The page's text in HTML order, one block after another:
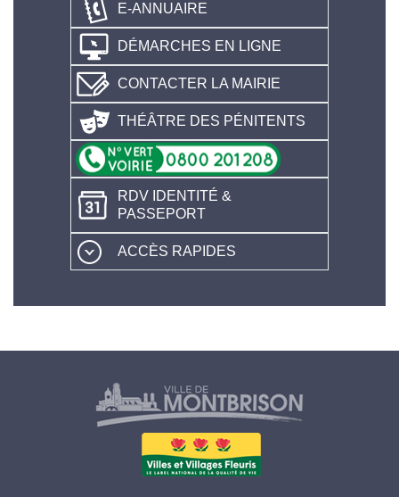
E-ANNUAIRE
DÉMARCHES EN LIGNE
CONTACTER LA MAIRIE
THÉÂTRE DES PÉNITENTS
RDV IDENTITÉ &
PASSEPORT
ACCÈS RAPIDES